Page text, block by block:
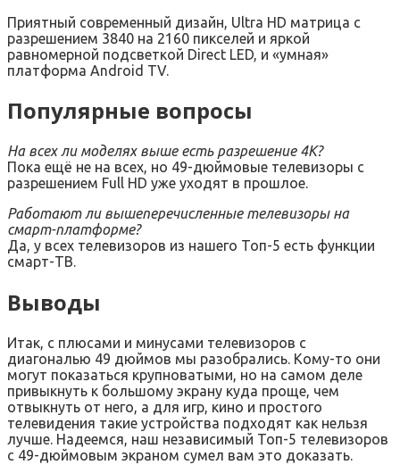
Приятный современный дизайн, Ultra HD матрица с
разрешением 3840 на 2160 пикселей и яркой
равномерной подсветкой Direct LED, и «умная»
платформа Android TV.
Популярные вопросы
На всех ли моделях выше есть разрешение 4К?
Пока ещё не на всех, но 49-дюймовые телевизоры с
разрешением Full HD уже уходят в прошлое.
Работают ли вышеперечисленные телевизоры на
смарт-платформе?
Да, у всех телевизоров из нашего Топ-5 есть функции
смарт-ТВ.
Выводы
Итак, с плюсами и минусами телевизоров с
диагональю 49 дюймов мы разобрались. Кому-то они
могут показаться крупноватыми, но на самом деле
привыкнуть к большому экрану куда проще, чем
отвыкнуть от него, а для игр, кино и простого
телевидения такие устройства подходят как нельзя
лучше. Надеемся, наш независимый Топ-5 телевизоров
с 49-дюймовым экраном сумел вам это доказать.